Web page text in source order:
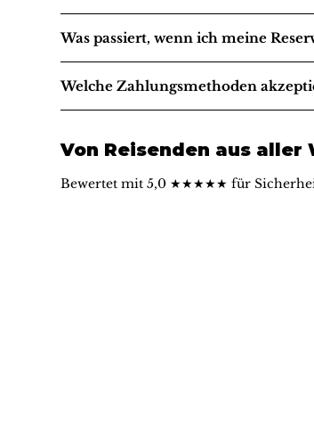
Was passiert, wenn ich meine
Welche Zahlungsmethoden
Von Reisenden aus
Bewertet mit 5,0 ★★★★★ für